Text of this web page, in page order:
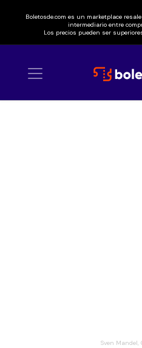
Boletosde.com es un marketplace
intermediario entre
Los precios pueden ser
Sven Mandel,